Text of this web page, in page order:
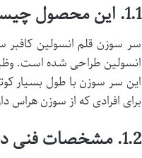
1.1. این محصول چیست؟
انسولین طراحی شده است.
این سر سوزن با طول بسیار
برای افرادی که از سوزن
1.2. مشخصات فنی دقیق